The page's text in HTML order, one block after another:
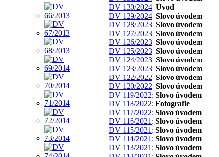
DV 130/2024: Úvod
DV 129/2024: Slovo úvodem
DV 128/2023: Slovo úvodem
DV 127/2023: Slovo úvodem
DV 126/2023: Slovo úvodem
DV 125/2023: Slovo úvodem
DV 124/2023: Slovo úvodem
DV 123/2023: Slovo úvodem
DV 122/2022: Slovo úvodem
DV 120/2022: Slovo úvodem
DV 119/2022: Slovo úvodem
DV 118/2022: Fotografie
DV 117/2022: Slovo úvodem
DV 116/2021 : Slovo úvodem
DV 115/2021 : Slovo úvodem
DV 114/2021 : Slovo úvodem
DV 113/2021 : Slovo úvodem